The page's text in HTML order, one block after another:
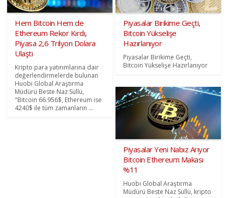
Hem Bitcoin Hem de
Ethereum Rekor Kırdı,
Piyasa 2,6 Trilyon Dolara
Ulaştı
Kripto para yatırımlarına dair
değerlendirmelerde bulunan
Huobi Global Araştırma
Müdürü Beste Naz Süllü,
"Bitcoin 66.956$, Ethereum ise
4240$ ile tüm zamanların ...
Piyasalar Birikime Geçti,
Bitcoin Yükselişe
Hazırlanıyor
Piyasalar Birikime Geçti,
Bitcoin Yükselişe Hazırlanıyor
Piyasalar Yeni Nabız Arıyor
Bitcoin Ethereum Makası
%11
Huobi Global Araştırma
Müdürü Beste Naz Süllü, kripto